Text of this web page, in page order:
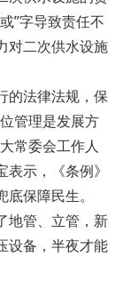
”字导致责任不
对二次供水设施
的法律法规，保
管理是发展方
常委会工作人
示，《条例》
保障民生。
地管、立管，新
设备，半夜才能